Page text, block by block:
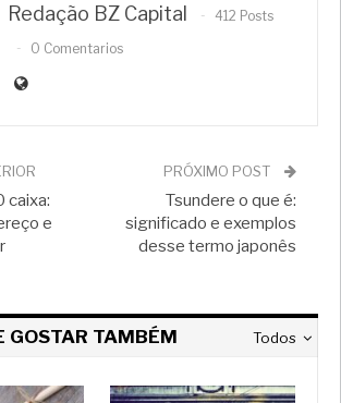
Redação BZ Capital
412 Posts
0 Comentarios
caixa:
e
PRÓXIMO POST
Tsundere o que é:
significado e exemplos
desse termo japonês
Todos
GOSTAR TAMBÉM